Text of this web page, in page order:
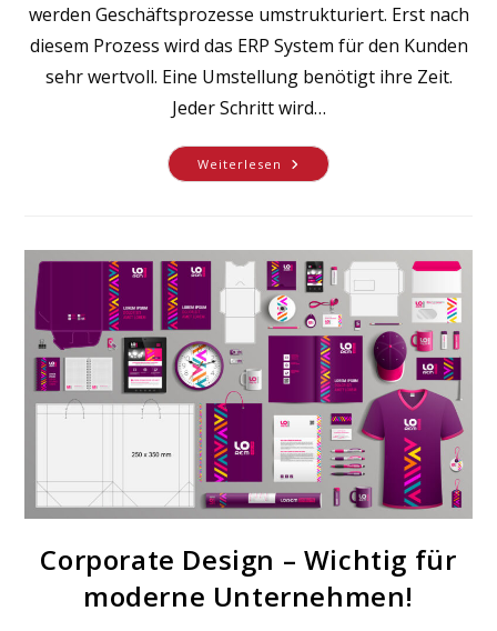
werden Geschäftsprozesse umstrukturiert. Erst nach
diesem Prozess wird das ERP System für den Kunden
sehr wertvoll. Eine Umstellung benötigt ihre Zeit.
Jeder Schritt wird…
Weiterlesen Individuelle
ERP
How
Corporate Design – Wichtig für
moderne Unternehmen!